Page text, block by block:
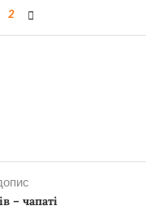
2
– чапаті